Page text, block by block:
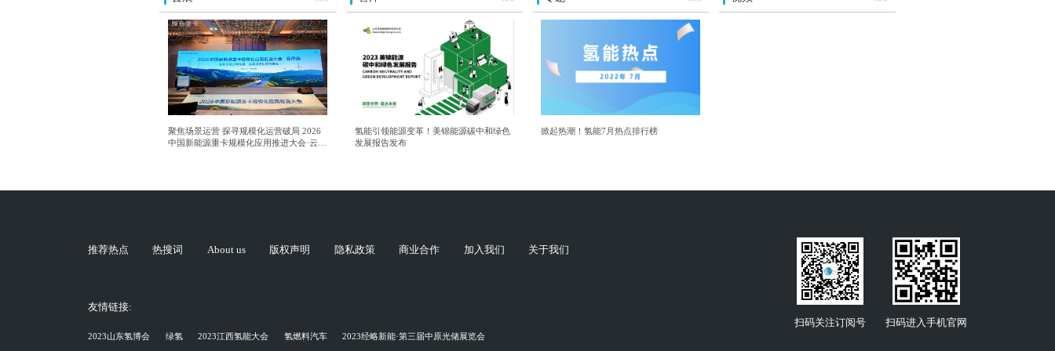
聚焦场景运营 探寻规模化运营破局 2026
中国新能源重卡规模化应用推进大会·云南
氢能引领能源变革！美锦能源碳中和绿色
发展报告发布
掀起热潮！氢能7月热点排行榜
推荐热点 热搜词 About us 版权声明 隐私政策 商业合作 加入我们 关于我们
友情链接:
2023山东氢博会 绿氢 2023江西氢能大会 氢燃料汽车 2023经略新能·第三届中原光储展览会
扫码关注订阅号 扫码进入手机官网